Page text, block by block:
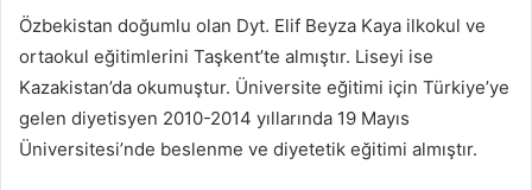
Özbekistan doğumlu olan Dyt. Elif Beyza Kaya ilkokul ve
ortaokul eğitimlerini Taşkent’te almıştır. Liseyi ise
Kazakistan’da okumuştur. Üniversite eğitimi için Türkiye’ye
gelen diyetisyen 2010-2014 yıllarında 19 Mayıs
Üniversitesi’nde beslenme ve diyetetik eğitimi almıştır.